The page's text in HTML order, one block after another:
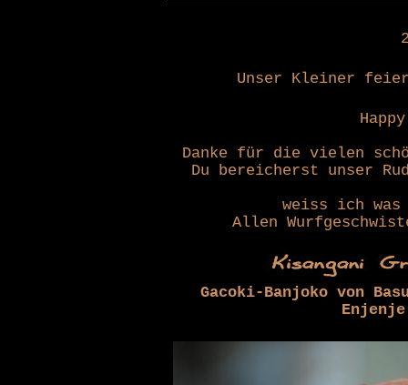
Unser Kleiner
Danke für die vielen
Du bereicherst unser
weiss ich
Allen
Gacoki-Banjoko von